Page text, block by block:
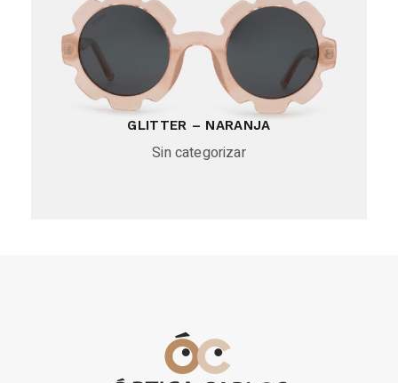
GLITTER – NARANJA
Sin categorizar